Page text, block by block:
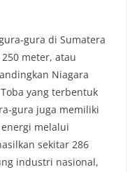
gura di Sumatera
meter, atau
Niagara
yang terbentuk
gura juga memiliki
melalui
sekitar 286
industri nasional,